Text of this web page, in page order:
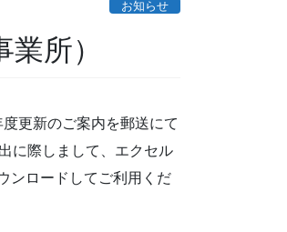
お知らせ
所）
更新のご案内を郵送にて
に際しまして、エクセル
ンロードしてご利用くだ